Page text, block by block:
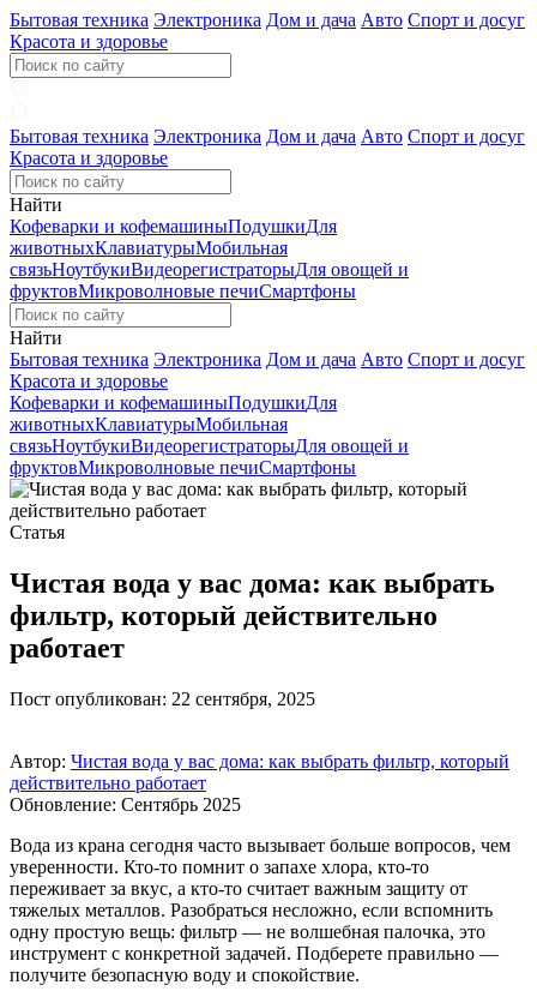
Бытовая техника Электроника Дом и дача Авто Спорт и досуг
Красота и здоровье
Бытовая техника Электроника Дом и дача Авто Спорт и досуг
Красота и здоровье
Найти
Кофеварки и кофемашиныПодушкиДля
животныхКлавиатурыМобильная
связьНоутбукиВидеорегистраторыДля овощей и
фруктовМикроволновые печиСмартфоны
Найти
Бытовая техника Электроника Дом и дача Авто Спорт и досуг
Красота и здоровье
Кофеварки и кофемашиныПодушкиДля
животныхКлавиатурыМобильная
связьНоутбукиВидеорегистраторыДля овощей и
фруктовМикроволновые печиСмартфоны
Статья
Чистая вода у вас дома: как выбрать
фильтр, который действительно
работает
Пост опубликован: 22 сентября, 2025
Автор: Чистая вода у вас дома: как выбрать фильтр, который
действительно работает
Обновление: Сентябрь 2025
Вода из крана сегодня часто вызывает больше вопросов, чем
уверенности. Кто-то помнит о запахе хлора, кто-то
переживает за вкус, а кто-то считает важным защиту от
тяжелых металлов. Разобраться несложно, если вспомнить
одну простую вещь: фильтр — не волшебная палочка, это
инструмент с конкретной задачей. Подберете правильно —
получите безопасную воду и спокойствие.